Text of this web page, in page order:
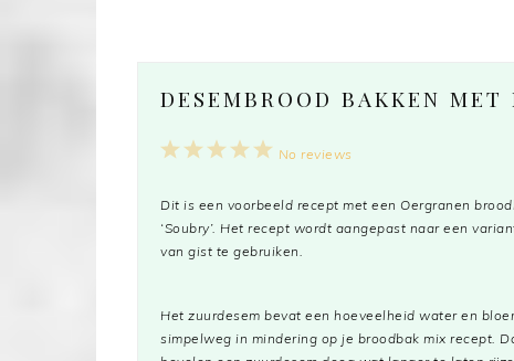
DESEMBROOD BAKKEN
5
4
3
2
1
No reviews
Dit is een voorbeeld recept met een Oergranen
‘Soubry’. Het recept wordt aangepast naar een
van gist te gebruiken.
Het zuurdesem bevat een hoeveelheid water en
simpelweg in mindering op je broodbak mix recept.